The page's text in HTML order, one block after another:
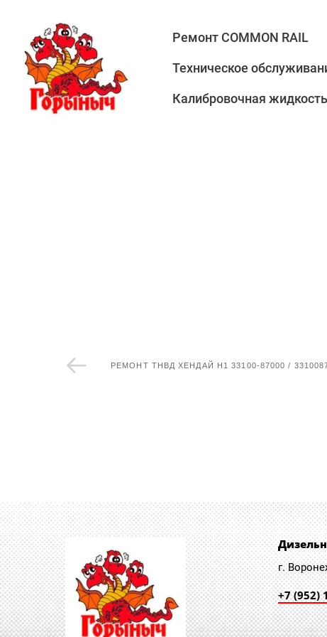
Ремонт COMMON RAIL
Техническое
Калибровочная
РЕМОНТ ТНВД ХЕНДАЙ Н1 33100-87000 /
г.
+7 (952)